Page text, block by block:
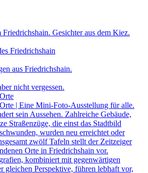
Friedrichshain. Gesichter aus dem Kiez.
Friedrichshain
aus Friedrichshain.
nicht vergessen.
| Eine Mini-Foto-Ausstellung für alle.
sein Aussehen. Zahlreiche Gebäude,
Straßenzüge, die einst das Stadtbild
wurden neu erreichtet oder
zwölf Tafeln stellt der Zeitzeiger
Orte in Friedrichshain vor.
kombiniert mit gegenwärtigen
gleichen Perspektive, führen lebhaft vor,